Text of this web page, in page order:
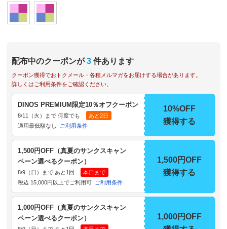
配布中のクーポンが 3 件あります
クーポン獲得でおトクメール・各種メルマガをお届けする場合があります。
詳しくはご利用条件をご確認ください。
DINOS PREMIUM限定10％オフクーポン
8/11（火）まで 何度でも
あと2日
適用最低額なし
ご利用条件
10%OFF
獲得する
1,500円OFF（真夏のサンクスキャン
ペーン選べるクーポン）
8/9（日）まで あと1回
本日まで
税込 15,000円以上でご利用可 ご利用条件
1,500円OFF
獲得する
1,000円OFF（真夏のサンクスキャン
ペーン選べるクーポン）
1,000円OFF